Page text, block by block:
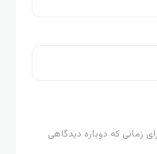
که دوباره دیدگاهی